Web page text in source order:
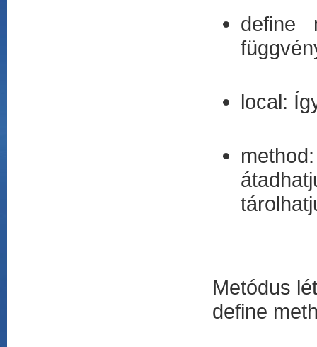
define
local:
Metódus
define